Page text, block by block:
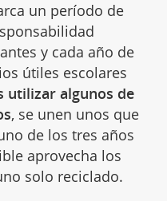
un período de
y cada año de
útiles escolares
utilizar algunos de
, se unen unos que
de los tres años
aprovecha los
solo reciclado.